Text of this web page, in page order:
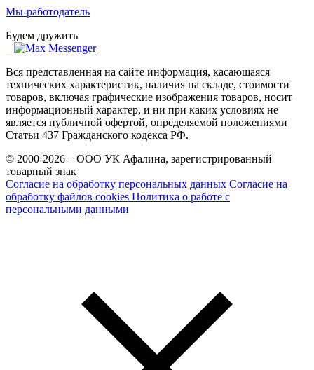
Мы-работодатель
Будем дружить
Вся представленная на сайте информация, касающаяся
технических характеристик, наличия на складе, стоимости
товаров, включая графические изображения товаров, носит
информационный характер, и ни при каких условиях не
является публичной офертой, определяемой положениями
Статьи 437 Гражданского кодекса РФ.
© 2000-2026 – ООО УК Афалина, зарегистрированный
товарный знак
Согласие на обработку персональных данных Согласие на
обработку файлов cookies Политика о работе с
персональными данными